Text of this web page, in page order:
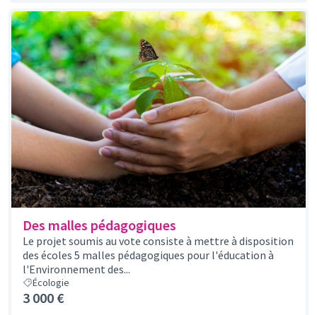
Des malles pédagogiques
Le projet soumis au vote consiste à mettre à disposition
des écoles 5 malles pédagogiques pour l'éducation à
l'Environnement des...
Écologie
3 000 €